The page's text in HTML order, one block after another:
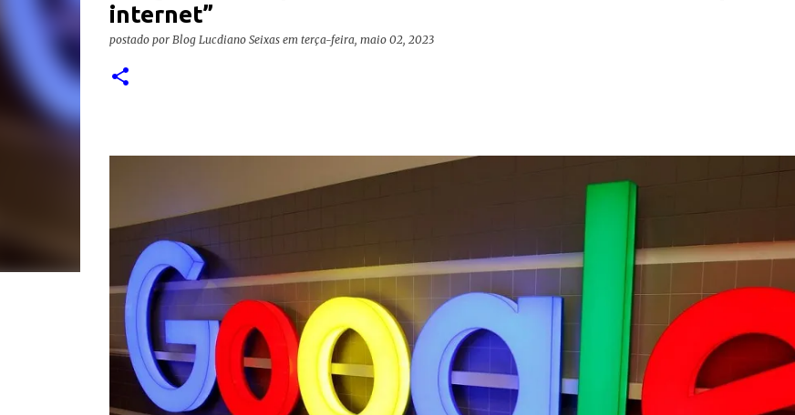
internet”
postado por Blog Lucdiano Seixas em terça-feira, maio 02, 2023